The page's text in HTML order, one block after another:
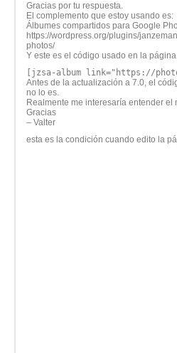
Gracias por tu respuesta.
El complemento que estoy usando es:
Álbumes compartidos para Google
https://wordpress.org/plugins/
photos/
Y este es el código usado en la
[jzsa-album link="https://
Antes de la actualización a 7.0, el
no lo es.
Realmente me interesaría entender el
Gracias
– Valter
esta es la condición cuando edito la